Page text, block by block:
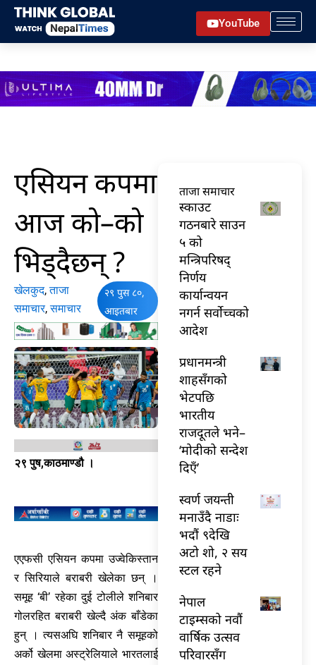
Skip
content
YouTube
एसियन कपमा
आज को–को
भिड्दैछन् ?
खेलकुद,ताजा
समाचार,समाचार
२९ पुस ८०,
आइतबार
२९ पुष,काठमाण्डौ ।
एएफसी एसियन कपमा उज्वेकिस्तान
र सिरियाले बराबरी खेलेका छन् ।
समूह ‘बी’ रहेका दुई टोलीले शनिबार
गोलरहित बराबरी खेल्दै अंक बाँडेका
हुन् । त्यसअघि शनिबार नै समूहको
अर्को खेलमा अस्ट्रेलियाले भारतलाई
ताजा समाचार
स्काउट
गठनबारे साउन
५ को
मन्त्रिपरिषद्
निर्णय
कार्यान्वयन
नगर्न सर्वोच्चको
आदेश
प्रधानमन्त्री
शाहसँगको
भेटपछि
भारतीय
राजदूतले भने–
‘मोदीको सन्देश
दिएँ’
स्वर्ण जयन्ती
मनाउँदै नाडाः
भदौं ९देखि
अटो शो, २ सय
स्टल रहने
नेपाल
टाइम्सको नवौं
वार्षिक उत्सव
परिवारसँग